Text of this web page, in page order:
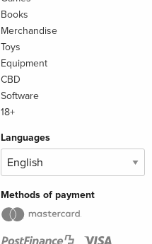
Books
Merchandise
Toys
Equipment
CBD
Software
18+
Languages
Methods of payment